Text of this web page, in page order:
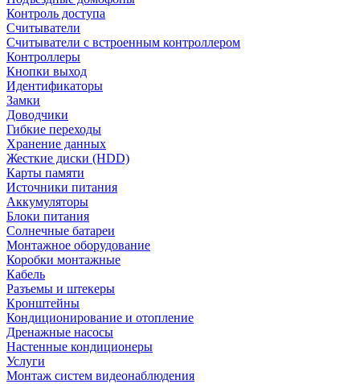
Контроль доступа
Считыватели
Считыватели с встроенным контроллером
Контроллеры
Кнопки выход
Идентификаторы
Замки
Доводчики
Гибкие переходы
Хранение данных
Жесткие диски (HDD)
Карты памяти
Источники питания
Аккумуляторы
Блоки питания
Солнечные батареи
Монтажное оборудование
Коробки монтажные
Кабель
Разъемы и штекеры
Кронштейны
Кондиционирование и отопление
Дренажные насосы
Настенные кондиционеры
Услуги
Монтаж систем видеонаблюдения